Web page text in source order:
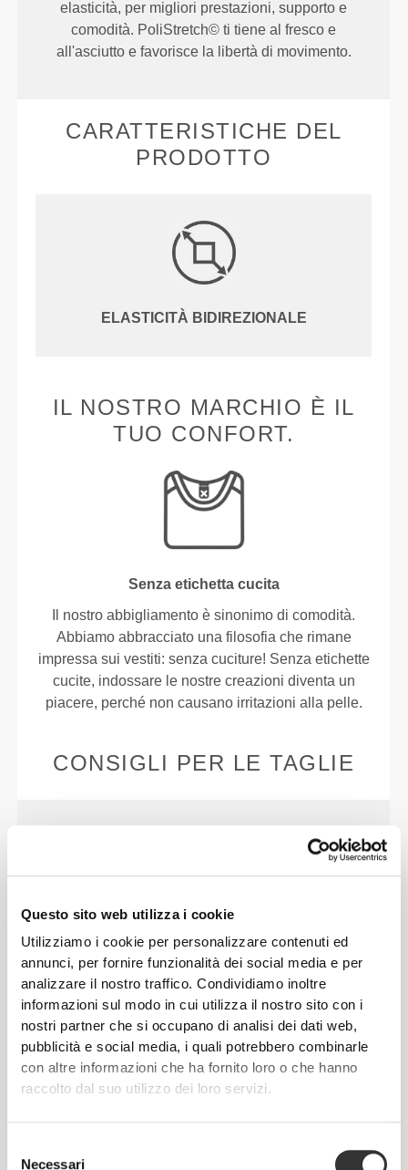
Questo sito web utilizza i cookie
Utilizziamo i cookie per personalizzare contenuti ed
annunci, per fornire funzionalità dei social media e per
analizzare il nostro traffico. Condividiamo inoltre
informazioni sul modo in cui utilizza il nostro sito con i
nostri partner che si occupano di analisi dei dati web,
pubblicità e social media, i quali potrebbero combinarle
con altre informazioni che ha fornito loro o che hanno
raccolto dal suo utilizzo dei loro servizi.
Necessari
elasticità, per migliori prestazioni, supporto e
comodità. PoliStretch© ti tiene al fresco e
all'asciutto e favorisce la libertà di movimento.
CARATTERISTICHE DEL
PRODOTTO
ELASTICITÀ BIDIREZIONALE
IL NOSTRO MARCHIO È IL
TUO CONFORT.
Senza etichetta cucita
Il nostro abbigliamento è sinonimo di comodità.
Abbiamo abbracciato una filosofia che rimane
impressa sui vestiti: senza cuciture! Senza etichette
cucite, indossare le nostre creazioni diventa un
piacere, perché non causano irritazioni alla pelle.
CONSIGLI PER LE TAGLIE
Aderente
La vestibilità aderente mette in mostra la